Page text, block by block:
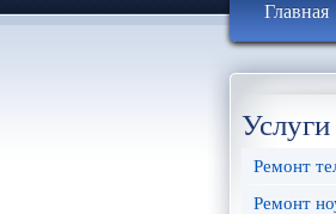
Главная
Услуги
Ремонт
Ремонт